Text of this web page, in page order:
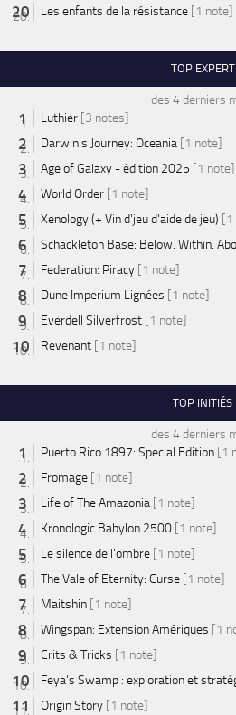
Les enfants de la résistance [1 note]
TOP EXPERT
des 4 derniers
Luthier [3 notes]
Darwin's Journey: Oceania [1 note]
Age of Galaxy - édition 2025 [1 note]
World Order [1 note]
Xenology (+ Vin d'jeu d'aide de jeu) [1
Schackleton Base: Below. Within.
Federation: Piracy [1 note]
Dune Imperium Lignées [1 note]
Everdell Silverfrost [1 note]
Revenant [1 note]
TOP INITIÉS
des 4 derniers
Puerto Rico 1897: Special Edition [1
Fromage [1 note]
Life of The Amazonia [1 note]
Kronologic Babylon 2500 [1 note]
Le silence de l'ombre [1 note]
The Vale of Eternity: Curse [1 note]
Maitshin [1 note]
Wingspan: Extension Amériques [1
Crits & Tricks [1 note]
Feya’s Swamp : exploration et
Origin Story [1 note]